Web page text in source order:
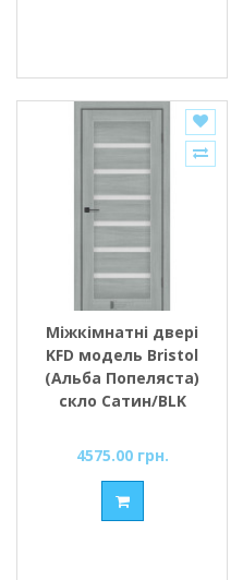
Міжкімнатні двері
KFD модель Bristol
(Альба Попеляста)
скло Сатин/BLK
4575.00 грн.